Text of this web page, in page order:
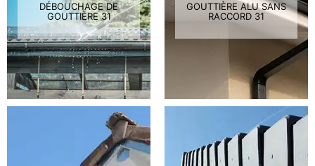
DÉBOUCHAGE DE
GOUTTIÈRE 31
GOUTTIÈRE ALU SANS
RACCORD 31